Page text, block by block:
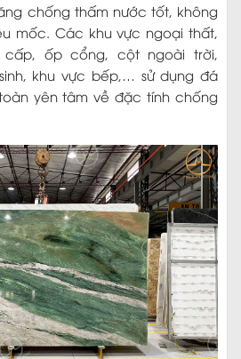
chống thấm nước tốt, không
mốc. Các khu vực ngoại thất,
ốp cổng, cột ngoài trời,
khu vực bếp,… sử dụng đá
yên tâm về đặc tính chống